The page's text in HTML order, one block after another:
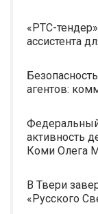
«РТС-
ассистента
агентов:
Федеральный
активность
Коми Олега
В Твери
«Русского